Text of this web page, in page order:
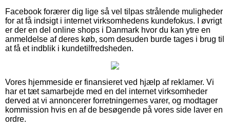
Facebook forærer dig lige så vel tilpas strålende muligheder
for at få indsigt i internet virksomhedens kundefokus. I øvrigt
er der en del online shops i Danmark hvor du kan ytre en
anmeldelse af deres køb, som desuden burde tages i brug til
at få et indblik i kundetilfredsheden.
Vores hjemmeside er finansieret ved hjælp af reklamer. Vi
har et tæt samarbejde med en del internet virksomheder
derved at vi annoncerer forretningernes varer, og modtager
kommission hvis en af de besøgende på vores side laver en
ordre.